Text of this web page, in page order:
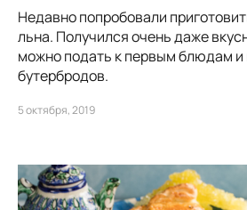
Недавно попробовали
льна. Получился очень даже
можно подать к первым блюдам и
бутербродов.
5 октября, 2019